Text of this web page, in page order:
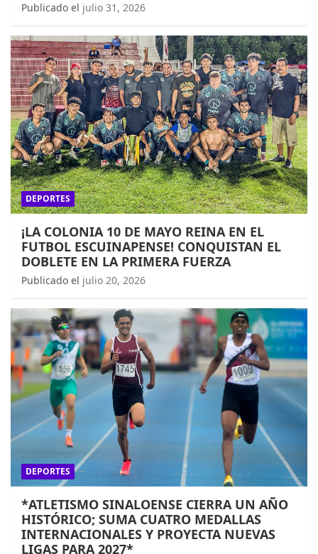
Publicado el julio 31, 2026
DEPORTES
¡LA COLONIA 10 DE MAYO REINA EN EL
FUTBOL ESCUINAPENSE! CONQUISTAN EL
DOBLETE EN LA PRIMERA FUERZA
Publicado el julio 20, 2026
DEPORTES
*ATLETISMO SINALOENSE CIERRA UN AÑO
HISTÓRICO; SUMA CUATRO MEDALLAS
INTERNACIONALES Y PROYECTA NUEVAS
LIGAS PARA 2027*